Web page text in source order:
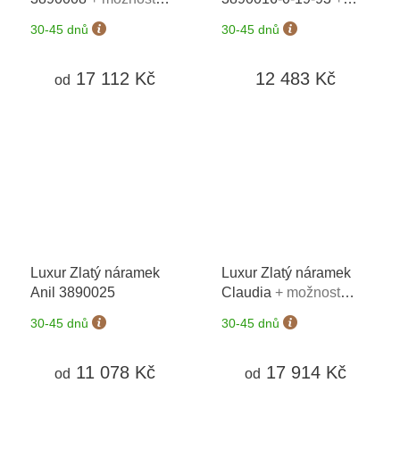
výměny do 90 dní
30-45 dnů
od 17 112 Kč
možnost výměny do 90
dní
30-45 dnů
12 483 Kč
Luxur Zlatý náramek
Anil 3890025
30-45 dnů
od 11 078 Kč
Luxur Zlatý náramek
Claudia + možnost
výměny do 90 dní
30-45 dnů
od 17 914 Kč